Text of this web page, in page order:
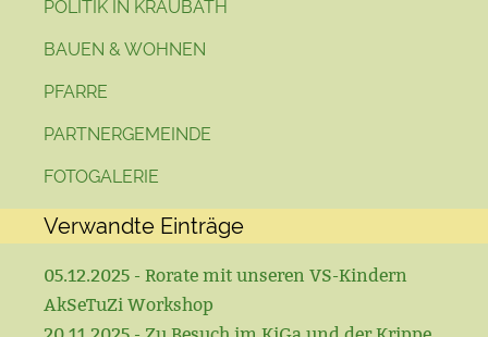
POLITIK IN KRAUBATH
BAUEN & WOHNEN
PFARRE
PARTNERGEMEINDE
FOTOGALERIE
Verwandte Einträge
05.12.2025 - Rorate mit unseren VS-Kindern
AkSeTuZi Workshop